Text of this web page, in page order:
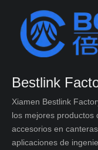
Broca RC Re543 para
perforación de pozos
Bestlink
Xiamen Bestlink
los mejores productos
accesorios en
aplicaciones de